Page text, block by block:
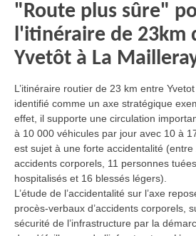
"Route plus sûre"
l'itinéraire de 23km
Yvetôt à La
L’itinéraire routier de 23 km entre
identifié comme un axe stratégique
effet, il supporte une circulation
à 10 000 véhicules par jour avec 10 à
est sujet à une forte accidentalité
accidents corporels, 11 personnes
hospitalisés et 16 blessés légers).
L’étude de l’accidentalité sur l’axe
procès-verbaux d’accidents corporels,
sécurité de l’infrastructure par la